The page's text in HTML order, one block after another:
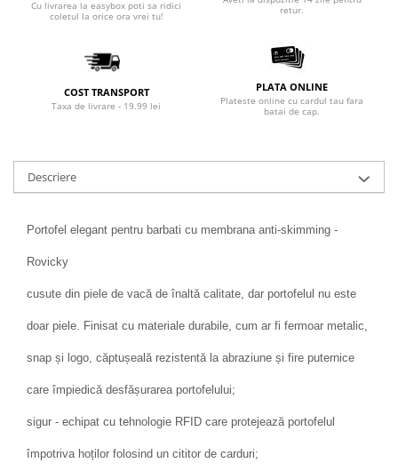
Cu livrarea la easybox poti sa ridici
coletul la orice ora vrei tu!
retur.
COST TRANSPORT
Taxa de livrare - 19.99 lei
PLATA ONLINE
Plateste online cu cardul tau fara
batai de cap.
Descriere
Portofel elegant pentru barbati cu membrana anti-skimming -
Rovicky
cusute din piele de vacă de înaltă calitate, dar portofelul nu este
doar piele. Finisat cu materiale durabile, cum ar fi fermoar metalic,
snap și logo, căptușeală rezistentă la abraziune și fire puternice
care împiedică desfășurarea portofelului;
sigur - echipat cu tehnologie RFID care protejează portofelul
împotriva hoților folosind un cititor de carduri;